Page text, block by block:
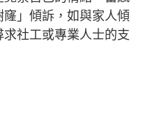
」傾訴，如與家人傾
社工或專業人士的支